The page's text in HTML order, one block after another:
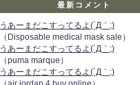
最新コメント
うあーまだこすってるよ(´Д｀;)
（Disposable medical mask sale）
うあーまだこすってるよ(´Д｀;)
（puma marque）
うあーまだこすってるよ(´Д｀;)